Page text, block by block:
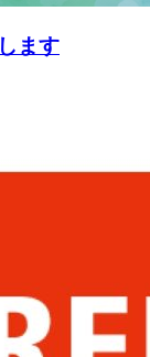
ます